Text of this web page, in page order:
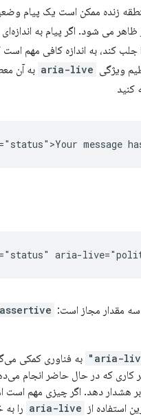
زنده ممکن است یک پیام
ظاهر می شود. اگر پیام به
جلب کند، به اندازه کافی مهم است
ویژگی aria-live به آن
کنید
سه مقدار مجاز است: assertive
aria-
به فناوری کمکی
کاری که در حال حاضر انجام
هشدار دهد. اگر چیزی مهم است
استفاده از aria-live را به